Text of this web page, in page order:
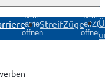
Untermenü
Karriere
öffnen
StreifZüge
öffnen